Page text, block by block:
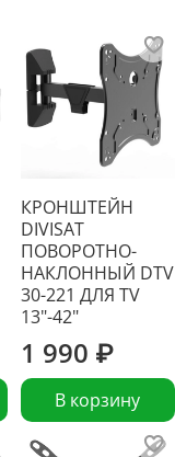
КРОНШТЕЙН
DIVISAT
ПОВОРОТНО-
НАКЛОННЫЙ DTV
30-221 ДЛЯ TV
13"-42"
1 990 ₽
В корзину